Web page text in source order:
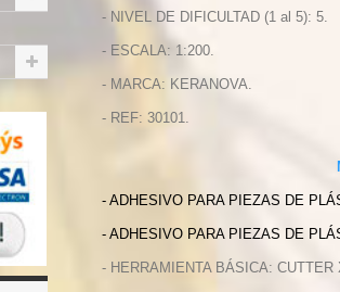
- NIVEL DE DIFICULTAD (1 al 5): 5.
- ESCALA: 1:200.
- MARCA: KERANOVA.
- REF: 30101.
- ADHESIVO PARA PIEZAS DE
- ADHESIVO PARA PIEZAS DE
- HERRAMIENTA BÁSICA: CUTTER